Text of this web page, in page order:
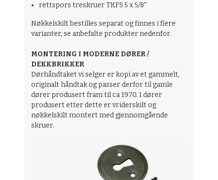
rettspors treskruer TKFS 5 x 5/8"
Nøkkelskilt bestilles separat og finnes i flere
varianter, se anbefalte produkter nedenfor.
MONTERING I MODERNE DØRER /
DEKKBRIKKER
Dørhåndtaket vi selger er kopi av et gammelt,
originalt håndtak og passer derfor til gamle
dører produsert fram til ca 1970. I dører
produsert etter dette er vriderskilt og
nøkkelskilt montert med gjennomgående
skruer.